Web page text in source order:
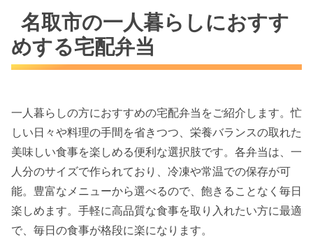
名取市の一人暮らしにおすす
めする宅配弁当
一人暮らしの方におすすめの宅配弁当をご紹介します。忙
しい日々や料理の手間を省きつつ、栄養バランスの取れた
美味しい食事を楽しめる便利な選択肢です。各弁当は、一
人分のサイズで作られており、冷凍や常温での保存が可
能。豊富なメニューから選べるので、飽きることなく毎日
楽しめます。手軽に高品質な食事を取り入れたい方に最適
で、毎日の食事が格段に楽になります。